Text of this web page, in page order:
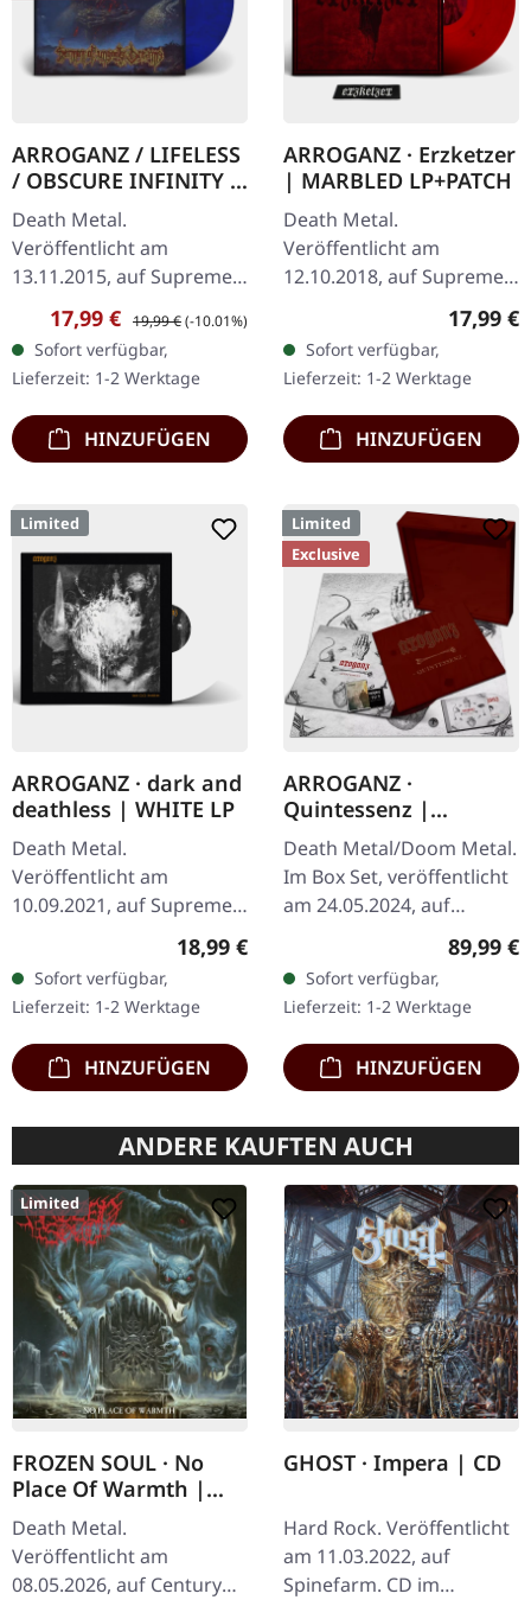
ARROGANZ / LIFELESS
/ OBSCURE INFINITY /
RECKLESS
MANSLAUGHTER ·
Sermon Of Ungodly
Dreams | BLUE/BLACK
Death Metal.
Veröffentlicht am
13.11.2015, auf Supreme
Chaos Records. SCR
Mailorder Exklusiv!
Transparent
Blau/Schwarz
marmoriertes Vinyl.
Limitiert…
Verkaufspreis:
17,99 € Regulärer Preis:
19,99 €(-10.01%)
Sofort verfügbar,
Lieferzeit: 1-2 Werktage
HINZUFÜGEN
ARROGANZ · Erzketzer
| MARBLED LP+PATCH
Death Metal.
Veröffentlicht am
12.10.2018, auf Supreme
Transparent rot mit
schwarz marmoriert und
Erzketzer Patch, limitiert
auf 100…
17,99 €
Sofort verfügbar,
Lieferzeit: 1-2 Werktage
HINZUFÜGEN
Limited
ARROGANZ · dark and
deathless | WHITE LP
Death Metal.
Veröffentlicht am
10.09.2021, auf Supreme
Chaos Records. Weißes
Vinyl im schweren Cover
mit Insert. Limitiert auf
200 handnummerierte…
Regulärer Preis:
18,99 €
Sofort verfügbar,
Lieferzeit: 1-2 Werktage
HINZUFÜGEN
Limited
Exclusive
ARROGANZ ·
Quintessenz |
WOODEN BOX SET
Death Metal/Doom Metal.
Im Box Set, veröffentlicht
am 24.05.2024, auf
Supreme Chaos Records.
handgearbeitete Holzbox
mit graviertem…
89,99 €
Sofort verfügbar,
Lieferzeit: 1-2 Werktage
HINZUFÜGEN
ANDERE KAUFTEN AUCH
Limited
FROZEN SOUL · No
Place Of Warmth |
DIGIPAK CD
Death Metal.
Veröffentlicht am
08.05.2026, auf Century
GHOST · Impera | CD
Hard Rock. Veröffentlicht
am 11.03.2022, auf
Spinefarm. CD im